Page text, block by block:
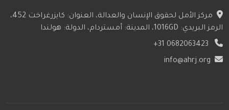
مركز الأمل لحقوق الإنسان والعدالة، العنوان: كايزرغراخت 452،
الرمز البريدي: 1016GD، المدينة: أمستردام، الدولة: هولندا
+31 0682063423
info@ahrj.org